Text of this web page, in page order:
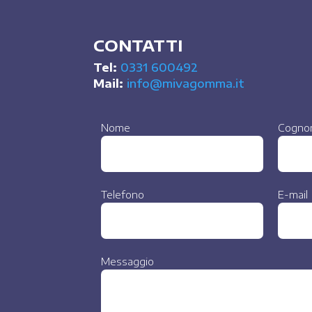
CONTATTI
Tel: 0331 600492
Mail: info@mivagomma.it
Nome
Telefono E-mail
Messaggio